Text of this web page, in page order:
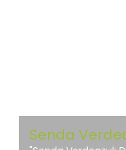
Senda